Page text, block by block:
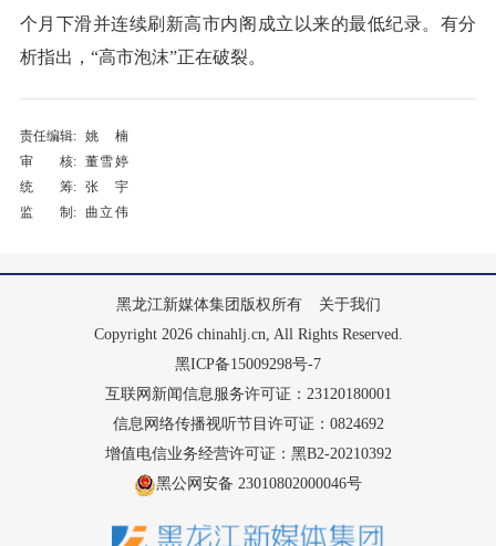
个月下滑并连续刷新高市内阁成立以来的最低纪录。有分
析指出，“高市泡沫”正在破裂。
责任编辑: 姚楠
审 核: 董雪婷
统 筹: 张宇
监 制: 曲立伟
黑龙江新媒体集团版权所有
关于我们
Copyright 2026 chinahlj.cn, All Rights Reserved.
黑ICP备15009298号-7
互联网新闻信息服务许可证：23120180001
信息网络传播视听节目许可证：0824692
增值电信业务经营许可证：黑B2-20210392
黑公网安备 23010802000046号